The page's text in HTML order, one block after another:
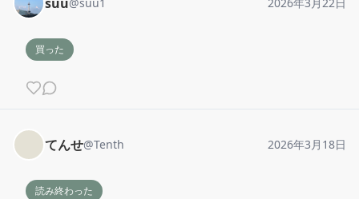
@suu1 2026年3月22日
買った
てんせ@Tenth 2026年3月18日
読み終わった